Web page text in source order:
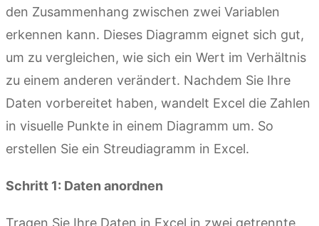
den Zusammenhang zwischen zwei Variablen
erkennen kann. Dieses Diagramm eignet sich gut,
um zu vergleichen, wie sich ein Wert im Verhältnis
zu einem anderen verändert. Nachdem Sie Ihre
Daten vorbereitet haben, wandelt Excel die Zahlen
in visuelle Punkte in einem Diagramm um. So
erstellen Sie ein Streudiagramm in Excel.
Schritt 1: Daten anordnen